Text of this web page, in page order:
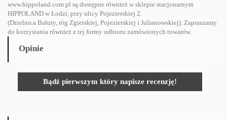
www.hippoland.com.pl są dostępne również w sklepie stacjonarnym
HIPPOLAND w Łodzi, przy ulicy Pojezierskiej 2.
(Dzielnica Bałuty, róg Zgierskiej, Pojezierskiej i Julianowskiej). Zapraszamy
do korzystania również z tej formy odbioru zamówionych towarów.
Opinie
Bądź pierwszym który napisze recenzję!